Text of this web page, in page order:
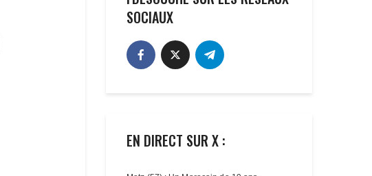
SOCIAUX
EN DIRECT SUR X :